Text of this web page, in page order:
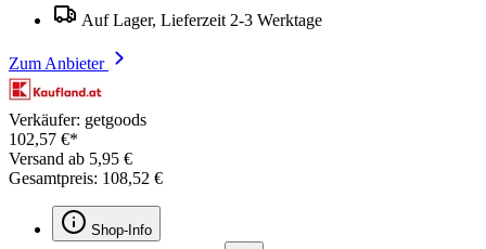
Auf Lager, Lieferzeit 2-3 Werktage
Zum Anbieter
Verkäufer: getgoods
102,57 €*
Versand ab 5,95 €
Gesamtpreis: 108,52 €
Shop-Info